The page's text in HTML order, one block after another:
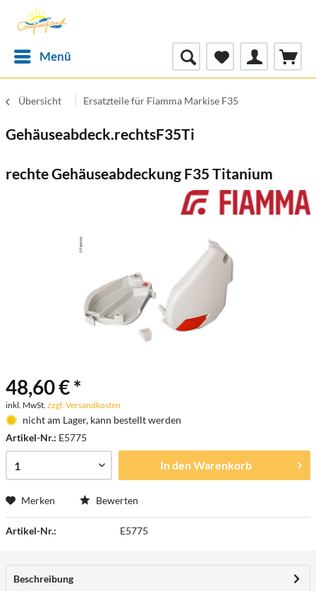
Menü
Übersicht Ersatzteile für Fiamma Markise F35
Gehäuseabdeck.rechtsF35Ti
rechte Gehäuseabdeckung F35 Titanium
48,60 € *
inkl. MwSt. zzgl. Versandkosten
nicht am Lager, kann bestellt werden
Artikel-Nr.: E5775
In denWarenkorb
Merken Bewerten
Artikel-Nr.: E5775
Beschreibung